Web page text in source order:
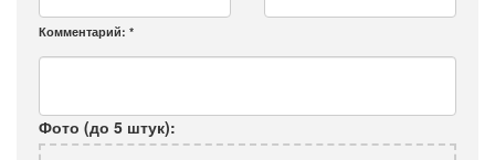
Комментарий: *
Фото (до 5 штук):